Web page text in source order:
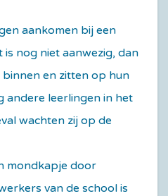
aankomen bij een
is nog niet aanwezig, dan
binnen en zitten op hun
andere leerlingen in het
wachten zij op de
mondkapje door
van de school is